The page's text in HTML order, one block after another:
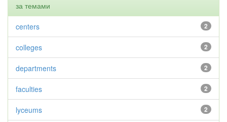
за темами
2
centers
2
colleges
2
departments
2
faculties
2
lyceums